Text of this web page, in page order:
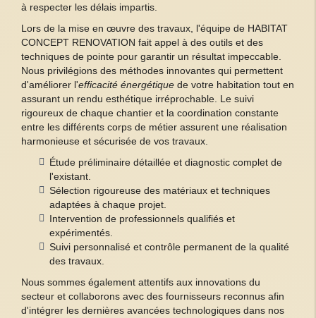
à respecter les délais impartis.
Lors de la mise en œuvre des travaux, l'équipe de HABITAT
CONCEPT RENOVATION fait appel à des outils et des
techniques de pointe pour garantir un résultat impeccable.
Nous privilégions des méthodes innovantes qui permettent
d'améliorer l'efficacité énergétique de votre habitation tout en
assurant un rendu esthétique irréprochable. Le suivi
rigoureux de chaque chantier et la coordination constante
entre les différents corps de métier assurent une réalisation
harmonieuse et sécurisée de vos travaux.
Étude préliminaire détaillée et diagnostic complet de
l'existant.
Sélection rigoureuse des matériaux et techniques
adaptées à chaque projet.
Intervention de professionnels qualifiés et
expérimentés.
Suivi personnalisé et contrôle permanent de la qualité
des travaux.
Nous sommes également attentifs aux innovations du
secteur et collaborons avec des fournisseurs reconnus afin
d'intégrer les dernières avancées technologiques dans nos